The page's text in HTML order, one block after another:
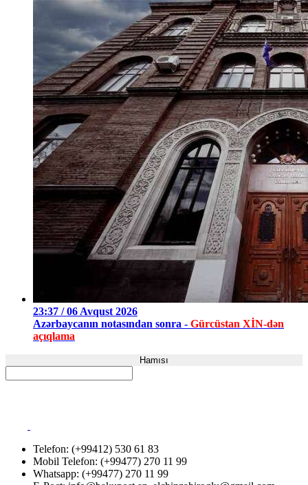
23:37 / 06 Avqust 2026
Azərbaycanın notasından sonra - Gürcüstan XİN-dən
açıqlama
Hamısı
Telefon: (+99412) 530 61 83
Mobil Telefon: (+99477) 270 11 99
Whatsapp: (+99477) 270 11 99